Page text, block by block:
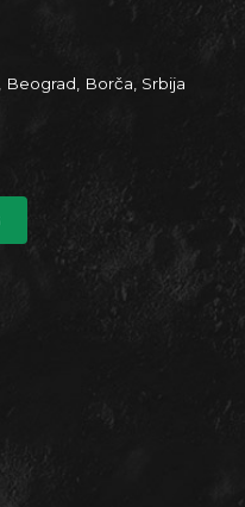
Beograd, Borča, Srbija